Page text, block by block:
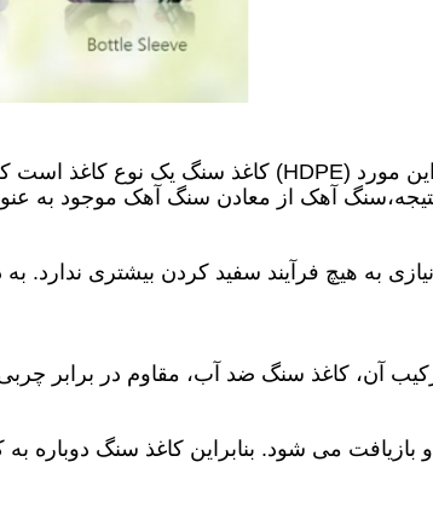
به هیچ فرآیند سفید کردن بیشتری ندارد.
می شود. بنابراین کاغذ سنگ دوباره